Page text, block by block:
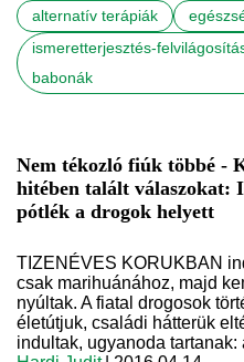
alternatív terápiák
ismeretterjesztés-
babonák
Nem tékozló fiúk többé -
hitében talált válaszokat:
pótlék a drogok helyett
TIZENÉVES KORUKBAN
csak marihuánához, majd
nyúltak. A fiatal drogosok
életútjuk, családi hátterük
indultak, ugyanoda tartanak: